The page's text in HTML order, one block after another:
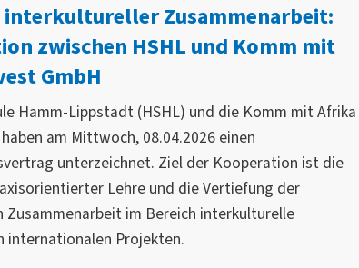
interkultureller Zusammenarbeit:
zwischen HSHL und Komm mit
GmbH
Hamm-Lippstadt (HSHL) und die Komm mit Afrika
am Mittwoch, 08.04.2026 einen
unterzeichnet. Ziel der Kooperation ist die
Lehre und die Vertiefung der
Zusammenarbeit im Bereich interkulturelle
internationalen Projekten.